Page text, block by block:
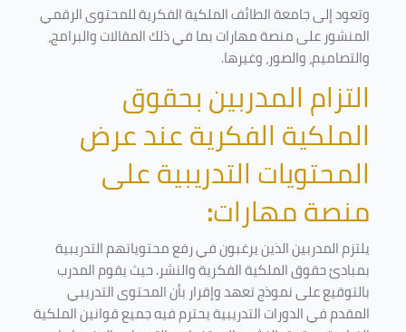
وتعود إلى جامعة الطائف الملكية الفكرية للمحتوى الرقمي
المنشور على منصة مهارات بما في ذلك المقالات والبرامج،
والتصاميم، والصور، وغيرها.
التزام المدربين بحقوق
الملكية الفكرية عند عرض
المحتويات التدريبية على
منصة مهارات:
يلتزم المدربين الذين يرغبون في رفع محتوياتهم التدريبية
بمبادئ حقوق الملكية الفكرية والنشر. حيث يقوم المدرب
بالتوقيع على نموذج تعهد وإقرار بأن المحتوى التدريبي
المقدم في الدورات التدريبية يحترم فيه جميع قوانين الملكية